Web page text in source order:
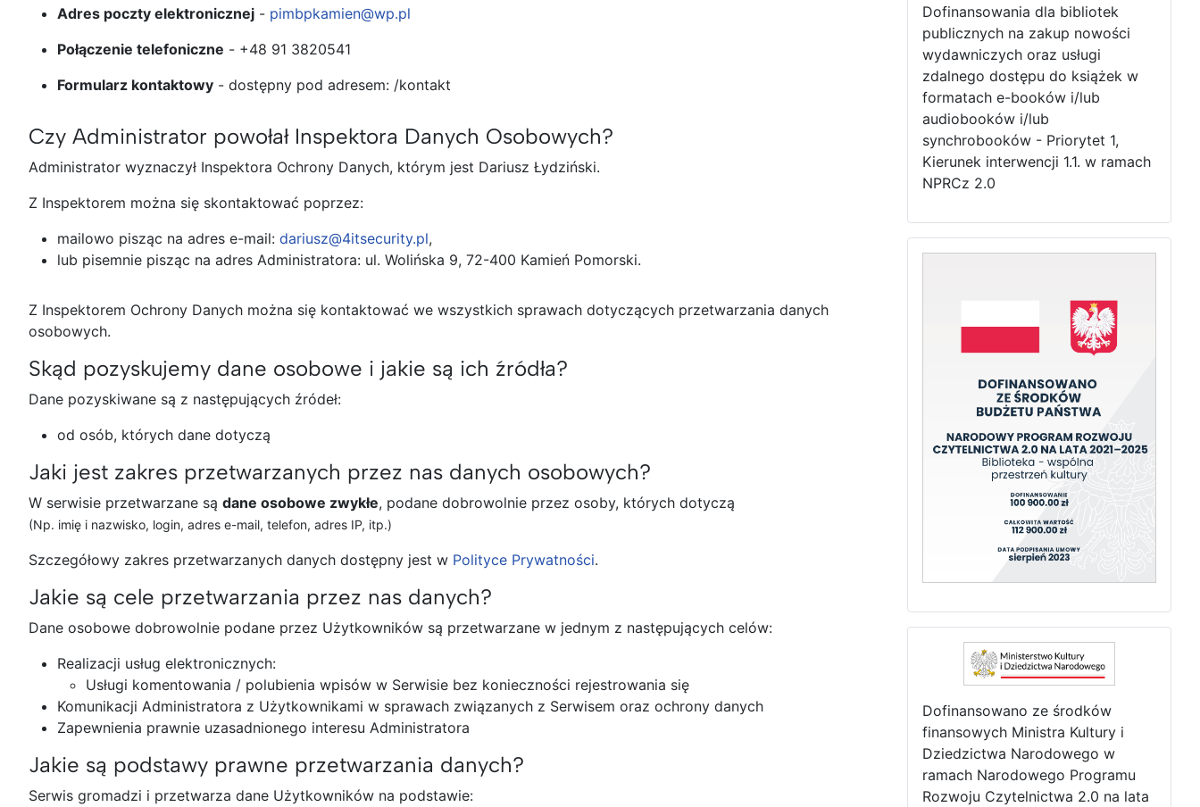
Adres poczty elektronicznej - pimbpkamien@wp.pl
Połączenie telefoniczne - +48 91 3820541
Formularz kontaktowy - dostępny pod adresem: /kontakt
Czy Administrator powołał Inspektora Danych Osobowych?
Administrator wyznaczył Inspektora Ochrony Danych, którym jest Dariusz Łydziński.
Z Inspektorem można się skontaktować poprzez:
mailowo pisząc na adres e-mail: dariusz@4itsecurity.pl,
lub pisemnie pisząc na adres Administratora: ul. Wolińska 9, 72-400 Kamień Pomorski.
Z Inspektorem Ochrony Danych można się kontaktować we wszystkich sprawach dotyczących przetwarzania danych
osobowych.
Skąd pozyskujemy dane osobowe i jakie są ich źródła?
Dane pozyskiwane są z następujących źródeł:
od osób, których dane dotyczą
Jaki jest zakres przetwarzanych przez nas danych osobowych?
W serwisie przetwarzane są dane osobowe zwykłe, podane dobrowolnie przez osoby, których dotyczą
(Np. imię i nazwisko, login, adres e-mail, telefon, adres IP, itp.)
Szczegółowy zakres przetwarzanych danych dostępny jest w Polityce Prywatności.
Jakie są cele przetwarzania przez nas danych?
Dane osobowe dobrowolnie podane przez Użytkowników są przetwarzane w jednym z następujących celów:
Realizacji usług elektronicznych:
Usługi komentowania / polubienia wpisów w Serwisie bez konieczności rejestrowania się
Komunikacji Administratora z Użytkownikami w sprawach związanych z Serwisem oraz ochrony danych
Zapewnienia prawnie uzasadnionego interesu Administratora
Jakie są podstawy prawne przetwarzania danych?
Serwis gromadzi i przetwarza dane Użytkowników na podstawie:
Dofinansowania dla bibliotek
publicznych na zakup nowości
wydawniczych oraz usługi
zdalnego dostępu do książek w
formatach e-booków i/lub
audiobooków i/lub
synchrobooków - Priorytet 1,
Kierunek interwencji 1.1. w ramach
NPRCz 2.0
Dofinansowano ze środków
finansowych Ministra Kultury i
Dziedzictwa Narodowego w
ramach Narodowego Programu
Rozwoju Czytelnictwa 2.0 na lata